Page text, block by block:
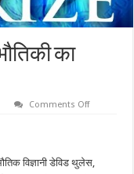
का
Comments Offon
का
विज्ञानी डेविड थुलेस,